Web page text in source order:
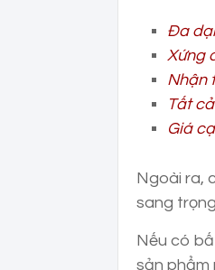
Đa
Xứng
Nhận
Tất
Giá
Ngoài ra,
sang
Nếu có
sản phẩm